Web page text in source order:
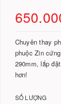
Chuyên thay
phuộc Zin
290mm, lắp
hơn!
SỐ LƯỢNG